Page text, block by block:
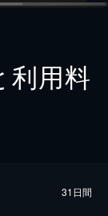
利用料
31日間